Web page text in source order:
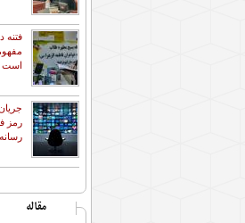
فتنه
است
رمز
مقاله